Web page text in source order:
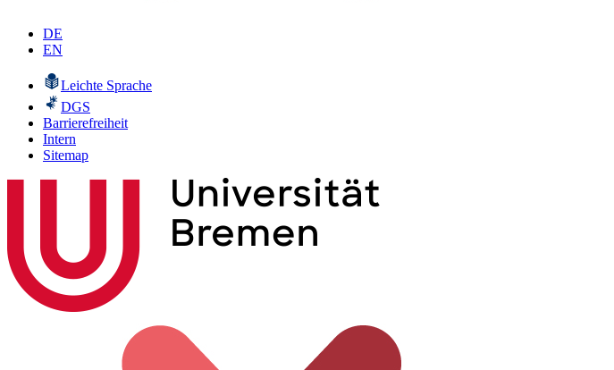
DE
EN
Leichte Sprache
DGS
Barrierefreiheit
Intern
Sitemap